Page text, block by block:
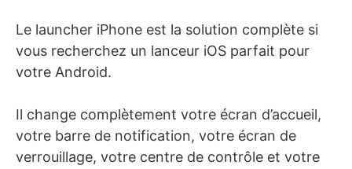
Le launcher iPhone est la solution complète si
vous recherchez un lanceur iOS parfait pour
votre Android.
Il change complètement votre écran d’accueil,
votre barre de notification, votre écran de
verrouillage, votre centre de contrôle et votre